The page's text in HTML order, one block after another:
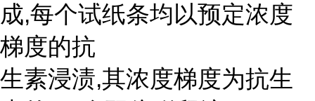
成,每个试纸条均以预定浓度
梯度的抗
生素浸渍,其浓度梯度为抗生